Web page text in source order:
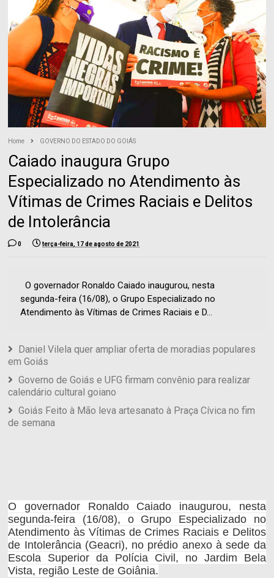
Home GOVERNO DO ESTADO DO GOIÁS
Caiado inaugura Grupo
Especializado no Atendimento às
Vítimas de Crimes Raciais e Delitos
de Intolerância
0 terça-feira, 17 de agosto de 2021
O governador Ronaldo Caiado inaugurou, nesta
segunda-feira (16/08), o Grupo Especializado no
Atendimento às Vítimas de Crimes Raciais e D...
Daniel Vilela quer ampliar oferta de moradias populares
em Goiás
Governo de Goiás e UFG firmam convênio para realizar
calendário cultural goiano
Goiás Feito à Mão leva artesanato à Praça Cívica no fim
de semana
O governador Ronaldo Caiado inaugurou, nesta
segunda-feira (16/08), o Grupo Especializado no
Atendimento às Vítimas de Crimes Raciais e Delitos
de Intolerância (Geacri), no prédio anexo à sede da
Escola Superior da Polícia Civil, no Jardim Bela
Vista, região Leste de Goiânia.